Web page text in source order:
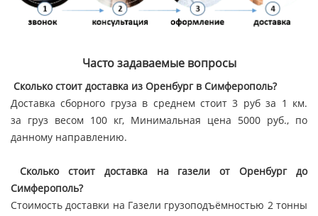
Часто задаваемые вопросы
Сколько стоит доставка из Оренбург в Симферополь?
Доставка сборного груза в среднем стоит 3 руб за 1 км.
за груз весом 100 кг, Минимальная цена 5000 руб., по
данному направлению.
Сколько стоит доставка на газели от Оренбург до
Симферополь?
Стоимость доставки на Газели грузоподъёмностью 2 тонны